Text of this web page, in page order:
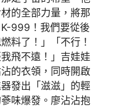
的全部力量，將那
999！我們要從後
料了！」「不行！
飛不遠！」吉娃娃
的衣領，同時開啟
發出「滋滋」的輕
味爆發。廖沾沾抱